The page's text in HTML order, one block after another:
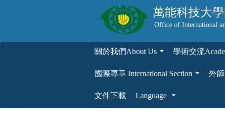
萬能科技大學
Office of International
關於我們About Us 學術交流
國際專章 International Section
外師
文件下載
Language